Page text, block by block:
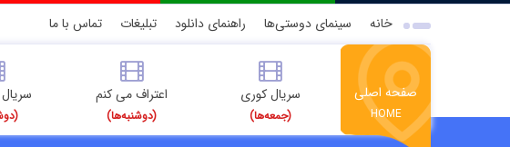
خانه سینمای دوستی‌ها راهنمای دانلود تبلیغات تماس با ما
صفحه اصلی
HOME
سریال کوری
(جمعه‌ها)
اعتراف می کنم
(دوشنبه‌ها)